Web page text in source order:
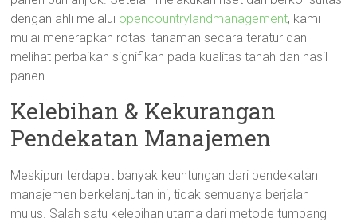
dengan ahli melalui opencountrylandmanagement, kami
mulai menerapkan rotasi tanaman secara teratur dan
melihat perbaikan signifikan pada kualitas tanah dan hasil
panen.
Kelebihan & Kekurangan
Pendekatan Manajemen
Meskipun terdapat banyak keuntungan dari pendekatan
manajemen berkelanjutan ini, tidak semuanya berjalan
mulus. Salah satu kelebihan utama dari metode tumpang